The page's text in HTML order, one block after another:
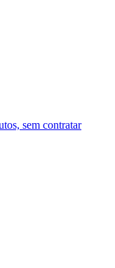
sem contratar